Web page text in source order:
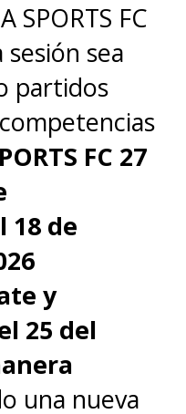
SPORTS FC
sea
partidos
FC 27
18 de
y
25 del
una nueva